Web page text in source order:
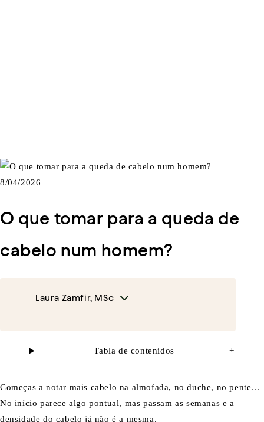
8/04/2026
O que tomar para a queda de
cabelo num homem?
Laura Zamfir, MSc
Tabla de contenidos +
Começas a notar mais cabelo na almofada, no duche, no pente...
No início parece algo pontual, mas passam as semanas e a
densidade do cabelo já não é a mesma.